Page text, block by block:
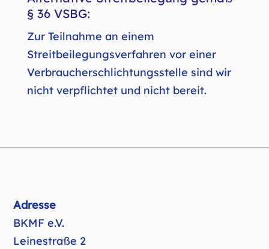
Alternative Streitbeilegung gemäß
§ 36 VSBG:
Zur Teilnahme an einem
Streitbeilegungsverfahren vor einer
Verbraucherschlichtungsstelle sind wir
nicht verpflichtet und nicht bereit.
BKMF e.V.